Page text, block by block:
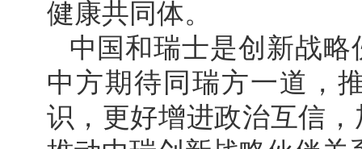
健康共同体。
中国和瑞士是创新战
中方期待同瑞方一道，
识，更好增进政治互信